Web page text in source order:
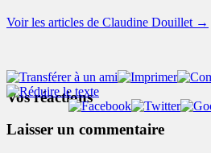
Voir les articles de Claudine Douillet →
Vos réactions
Laisser un commentaire